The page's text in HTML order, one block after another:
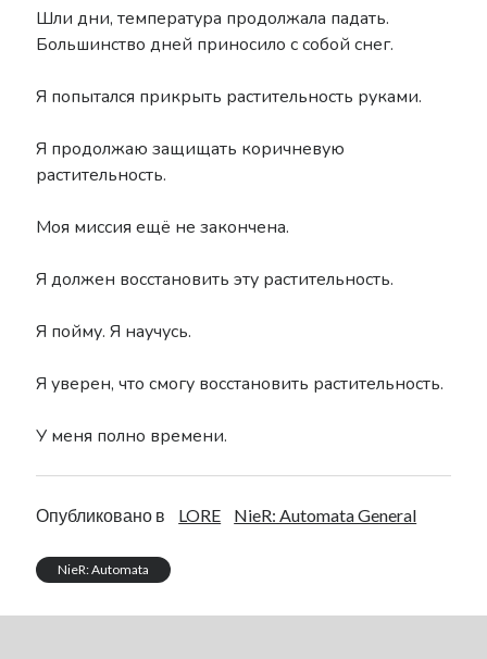
Шли дни, температура продолжала падать.
Большинство дней приносило с собой снег.
Я попытался прикрыть растительность руками.
Я продолжаю защищать коричневую
растительность.
Моя миссия ещё не закончена.
Я должен восстановить эту растительность.
Я пойму. Я научусь.
Я уверен, что смогу восстановить растительность.
У меня полно времени.
Опубликовано в LORE NieR: Automata General
NieR: Automata